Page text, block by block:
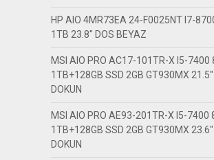
HP AIO 4MR73EA 24-F0025NT I7-
1TB 23.8″ DOS BEYAZ
MSI AIO PRO AC17-101TR-X I5-7400
1TB+128GB SSD 2GB GT930MX 21.5″
DOKUN
MSI AIO PRO AE93-201TR-X I5-7400
1TB+128GB SSD 2GB GT930MX 23.6″
DOKUN